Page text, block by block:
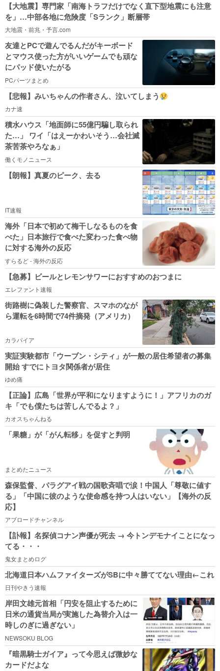
【大地震】専門家「南海トラフだけでなく直下型地震にも注意
を」…中部各地に危険度「Sランク」断層帯
大地震・前兆・予言.com
友達とPCで遊んでるんだがキーボード
とマウス使った方がいいゲームでも頑な
にパッド使いたがる
PCパーツまとめ
【悲報】みいちゃんの作者さん、泣いてしまう
カナ速
積水ハウス「地面師に55億円騙し取られ
た…」 ワイ「はえーかわいそう…会社滅
茶苦茶やろなぁ」
働くモノニュース
【朗報】真夏のピーク、去る
IT速報
海外「日本で初めて梅干しなるものを食
べた」日本旅行で食べた変わった食べ物
に対する海外の反応
すらるど - 海外の反応
【急募】ビールとレモンサワーにおすすめのおつまに
エレファント速報
街路樹に偽装した警察官、スマホのなが
ら運転を6時間で74件摘発（アメリカ）
カラパイア
実証実験都市「ウーブン・シティ」が一般の居住希望者の募集
開始 すでにトヨタ関係者が居住
ゆめ痛
【正論】広島「世界が平和になりますように！」アフリカのガ
キ「でも僕たちは苦しんでるよ？」
カオスちゃんねる
「果糖」が「がん転移」を促すと判明
まとめたニュース
森保監督、パラグアイ戦の国歌斉唱で涙！中国人「尊敬に値す
る」「中国に彼のような使命感を持つ人はいない」【海外の反
応】
アブロードチャンネル
【訃報】名探偵コナン声優が死去 → 今トンデモナイことになっ
てる・・・
鬼女まとめログ
北海道日本ハムファイターズがSBに中々勝ててない理由←これ
日刊やきう速報
岸田文雄元首相「円安を阻止するために
日米の通貨当局が実施した為替介入は一
時しのぎに過ぎない」
NEWSOKU BLOG
『暗黒騎士ガイア』って今思えば微妙な
カードだよな